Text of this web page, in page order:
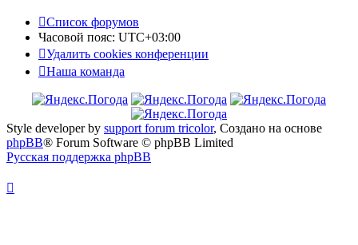
Список форумов
Часовой пояс: UTC+03:00
Удалить cookies конференции
Наша команда
Style developer by support forum tricolor, Создано на основе
phpBB® Forum Software © phpBB Limited
Русская поддержка phpBB